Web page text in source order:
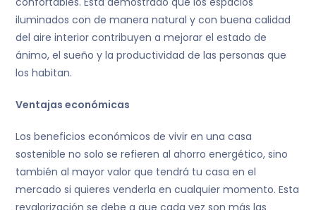
iluminados con de manera natural y con buena calidad
del aire interior contribuyen a mejorar el estado de
ánimo, el sueño y la productividad de las personas que
los habitan.
Ventajas económicas
Los beneficios económicos de vivir en una casa
sostenible no solo se refieren al ahorro energético, sino
también al mayor valor que tendrá tu casa en el
mercado si quieres venderla en cualquier momento. Esta
revalorización se debe a que cada vez son más las